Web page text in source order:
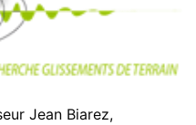
Jean Biarez,